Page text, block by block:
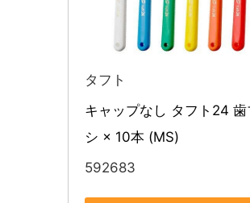
タフト
キャップなし タフト24 歯
シ × 10本 (MS)
592683